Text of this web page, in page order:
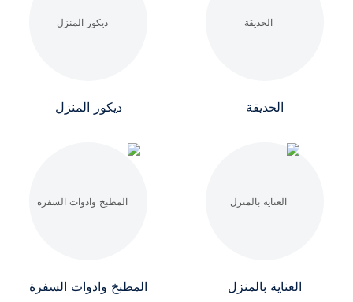
الحديقة ديكور المنزل
العناية بالمنزل المطبخ وادوات السفرة